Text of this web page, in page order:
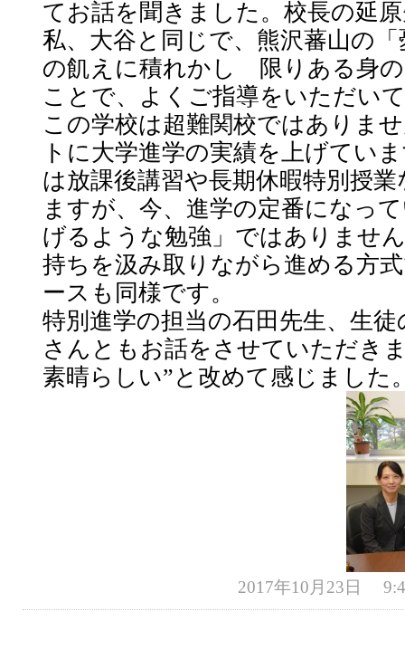
てお話を聞きました。校長の延
私、大谷と同じで、熊沢蕃山の
の飢えに積れかし 限りある身
ことで、よくご指導をいただい
この学校は超難関校ではありま
トに大学進学の実績を上げてい
は放課後講習や長期休暇特別授
ますが、今、進学の定番になっ
げるような勉強」ではありませ
持ちを汲み取りながら進める方
ースも同様です。
特別進学の担当の石田先生、生
さんともお話をさせていただき
素晴らしい”と改めて感じました
2017年10月23日